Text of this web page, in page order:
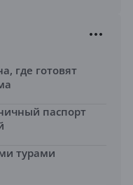
где готовят
паспорт
турами